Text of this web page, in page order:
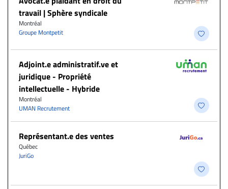
travail | Sphère syndicale
Montréal
Groupe Montpetit
Adjoint.e administratif.ve et
juridique - Propriété
intellectuelle - Hybride
Montréal
UMAN Recrutement
Représentant.e des ventes
Québec
JuriGo